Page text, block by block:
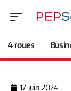
4 roues
17 juin 2024